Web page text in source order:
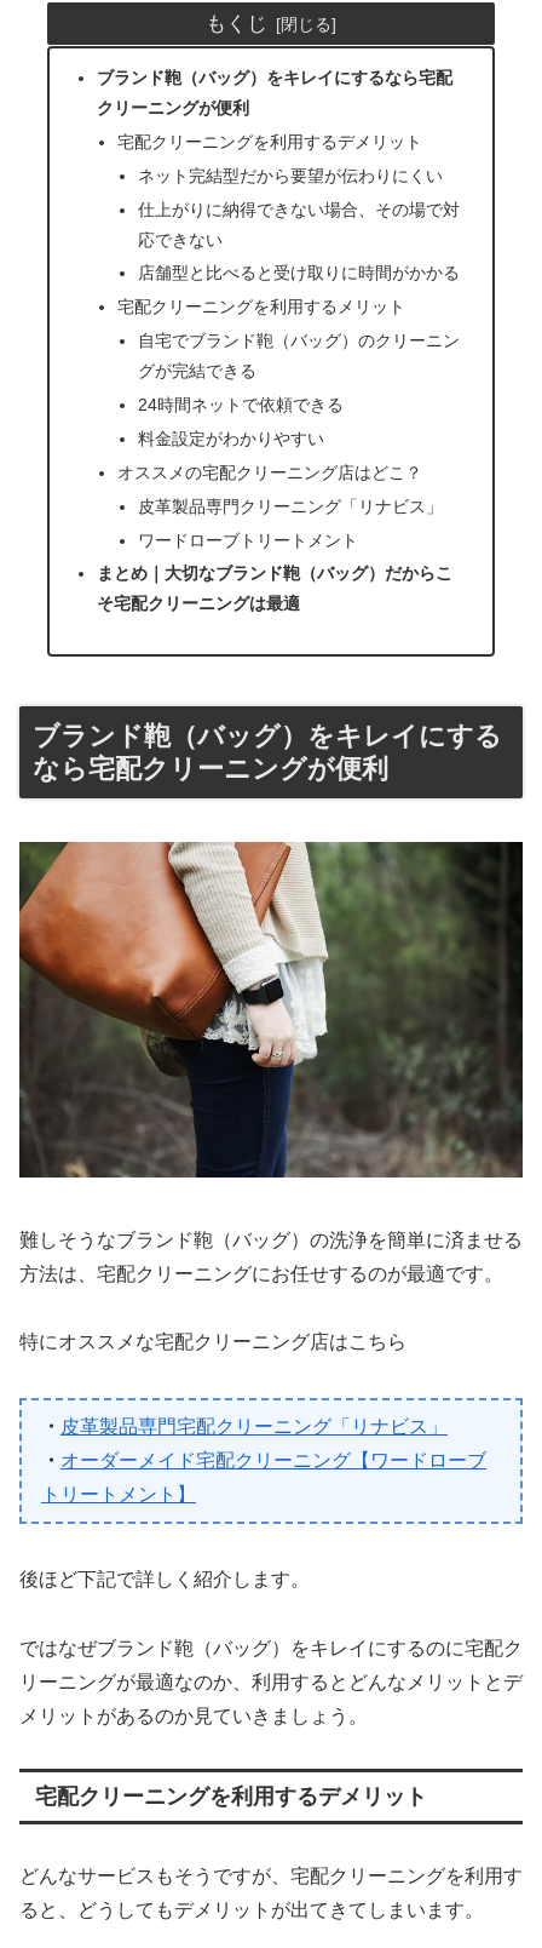
もくじ
ブランド鞄（バッグ）をキレイにするなら宅配
クリーニングが便利
宅配クリーニングを利用するデメリット
ネット完結型だから要望が伝わりにくい
仕上がりに納得できない場合、その場で対
応できない
店舗型と比べると受け取りに時間がかかる
宅配クリーニングを利用するメリット
自宅でブランド鞄（バッグ）のクリーニン
グが完結できる
24時間ネットで依頼できる
料金設定がわかりやすい
オススメの宅配クリーニング店はどこ？
皮革製品専門クリーニング「リナビス」
ワードローブトリートメント
まとめ｜大切なブランド鞄（バッグ）だからこ
そ宅配クリーニングは最適
ブランド鞄（バッグ）をキレイにする
なら宅配クリーニングが便利
難しそうなブランド鞄（バッグ）の洗浄を簡単に済ませる
方法は、宅配クリーニングにお任せするのが最適です。
特にオススメな宅配クリーニング店はこちら
・ 皮革製品専門宅配クリーニング「リナビス」
・ オーダーメイド宅配クリーニング【ワードローブ
トリートメント】
後ほど下記で詳しく紹介します。
ではなぜブランド鞄（バッグ）をキレイにするのに宅配ク
リーニングが最適なのか、利用するとどんなメリットとデ
メリットがあるのか見ていきましょう。
宅配クリーニングを利用するデメリット
どんなサービスもそうですが、宅配クリーニングを利用す
ると、どうしてもデメリットが出てきてしまいます。